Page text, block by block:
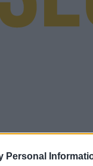
Personal